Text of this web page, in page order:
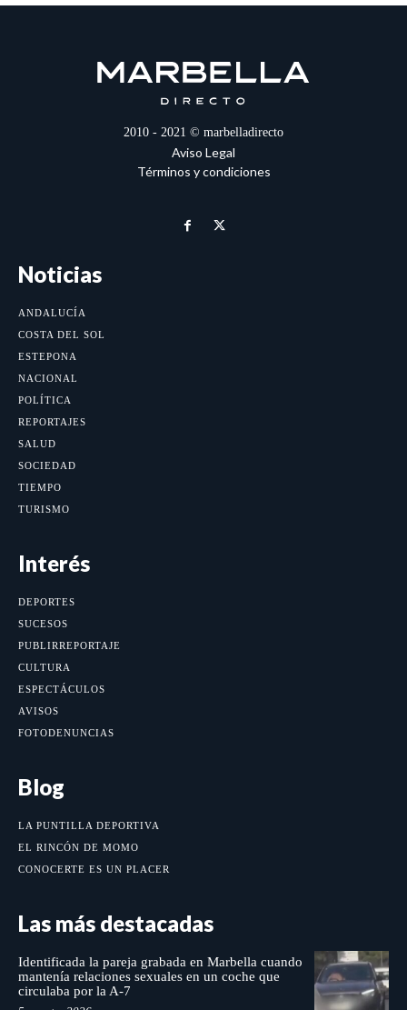
2010 - 2021 © marbelladirecto
Aviso Legal
Términos y condiciones
Noticias
ANDALUCÍA
COSTA DEL SOL
ESTEPONA
NACIONAL
POLÍTICA
REPORTAJES
SALUD
SOCIEDAD
TIEMPO
TURISMO
Interés
DEPORTES
SUCESOS
PUBLIRREPORTAJE
CULTURA
ESPECTÁCULOS
AVISOS
FOTODENUNCIAS
Blog
LA PUNTILLA DEPORTIVA
EL RINCÓN DE MOMO
CONOCERTE ES UN PLACER
Las más destacadas
Identificada la pareja grabada en Marbella cuando
mantenía relaciones sexuales en un coche que
circulaba por la A-7